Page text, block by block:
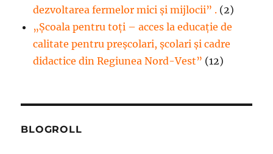
dezvoltarea fermelor mici şi mijlocii” . (2)
„Școala pentru toți – acces la educație de
calitate pentru preșcolari, școlari și cadre
didactice din Regiunea Nord-Vest” (12)
BLOGROLL